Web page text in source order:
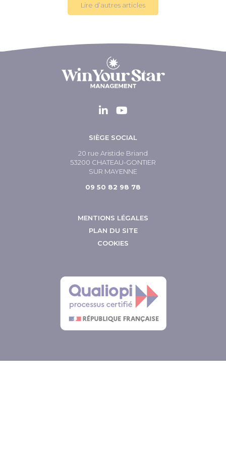
Lire d’autres articles
SIÈGE SOCIAL
20 rue Aristide Briand
53200 CHATEAU-GONTIER
SUR MAYENNE
09 50 82 98 78
MENTIONS LÉGALES
PLAN DU SITE
COOKIES